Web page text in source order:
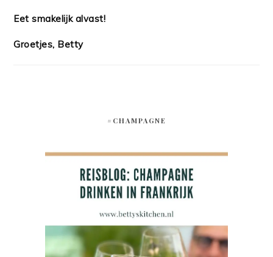
Eet smakelijk alvast!
Groetjes, Betty
#CHAMPAGNE